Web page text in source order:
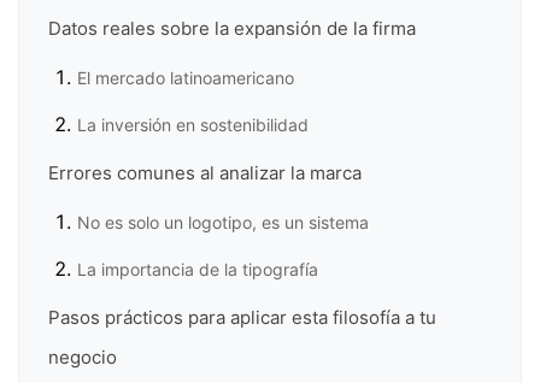
Datos reales sobre la expansión de la firma
El mercado latinoamericano
La inversión en sostenibilidad
Errores comunes al analizar la marca
No es solo un logotipo, es un sistema
La importancia de la tipografía
Pasos prácticos para aplicar esta filosofía a tu
negocio